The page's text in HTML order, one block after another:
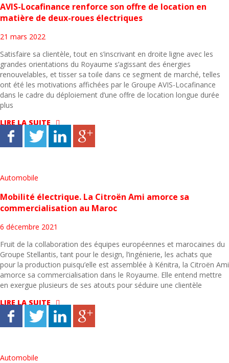
AVIS-Locafinance renforce son offre de location en
matière de deux-roues électriques
21 mars 2022
Satisfaire sa clientèle, tout en s’inscrivant en droite ligne avec les
grandes orientations du Royaume s’agissant des énergies
renouvelables, et tisser sa toile dans ce segment de marché, telles
ont été les motivations affichées par le Groupe AVIS-Locafinance
dans le cadre du déploiement d’une offre de location longue durée
plus
LIRE LA SUITE
Automobile
Mobilité électrique. La Citroën Ami amorce sa
commercialisation au Maroc
6 décembre 2021
Fruit de la collaboration des équipes européennes et marocaines du
Groupe Stellantis, tant pour le design, l’ingénierie, les achats que
pour la production puisqu’elle est assemblée à Kénitra, la Citroën Ami
amorce sa commercialisation dans le Royaume. Elle entend mettre
en exergue plusieurs de ses atouts pour séduire une clientèle
LIRE LA SUITE
Automobile